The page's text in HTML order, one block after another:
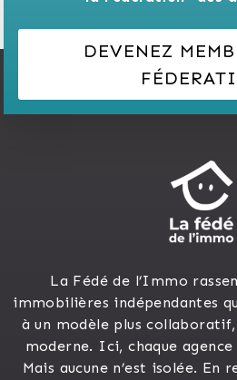
DEVENEZ
La Fédé de l’Immo
immobilières indépendantes
à un modèle plus
moderne. Ici, chaque
Mais aucune n’est isolée. En